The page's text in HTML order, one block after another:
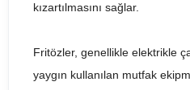
kızartılmasını sağlar.
Fritözler, genellikle elektrikle
yaygın kullanılan mutfak